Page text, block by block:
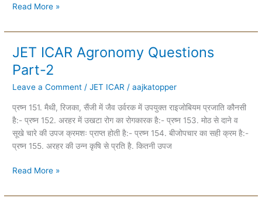
Read More »
JET ICAR Agronomy Questions
Part-2
Leave a Comment /JET ICAR /aajkatopper
प्रष्न 151. मैथी, रिजका, सैंजी में जैव उर्वरक में उपयुक्त राइजोबियम प्रजाति कौनसी
है:- प्रष्न 152. अरहर में उखटा रोग का रोगकारक है:- प्रष्न 153. मोठ से दाने व
सूखे चारे की उपज क्रमशः प्राप्त होती है:- प्रष्न 154. बीजोपचार का सही क्रम है:-
प्रष्न 155. अरहर की उन्न कृषि से प्रति है. कितनी उपज
JET
ICAR
Agronomy
Questions
2
Read More »